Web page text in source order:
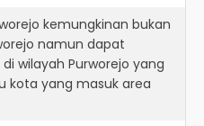
kemungkinan bukan
namun dapat
wilayah Purworejo yang
kota yang masuk area